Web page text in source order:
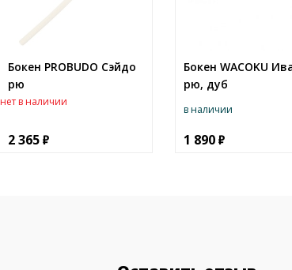
Бокен PROBUDO Сэйдо
рю
нет в наличии
2 365
Бокен WACOKU
рю, дуб
в наличии
1 890